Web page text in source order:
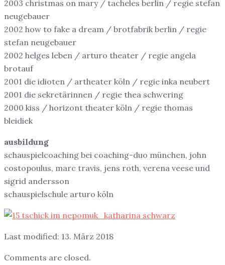
2003 christmas on mary / tacheles berlin / regie stefan
neugebauer
2002 how to fake a dream / brotfabrik berlin / regie
stefan neugebauer
2002 helges leben / arturo theater / regie angela
brotauf
2001 die idioten / artheater köln / regie inka neubert
2001 die sekretärinnen / regie thea schwering
2000 kiss / horizont theater köln / regie thomas
bleidiek
ausbildung
schauspielcoaching bei coaching-duo münchen, john
costopoulus, marc travis, jens roth, verena veese und
sigrid andersson
schauspielschule arturo köln
Last modified: 13. März 2018
Comments are closed.